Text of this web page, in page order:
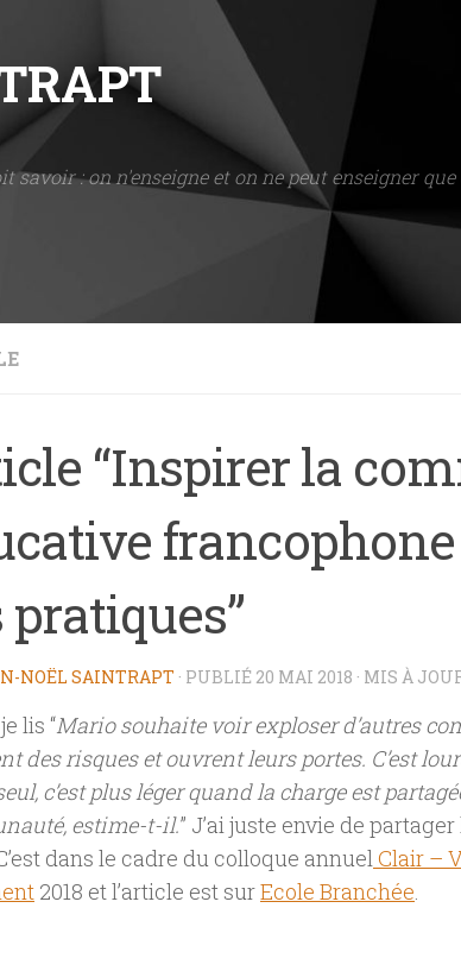
savoir : on n'enseigne et on ne peut enseigner que
“Inspirer la
pratiques”
NOËL SAINTRAPT · PUBLIÉ 20 MAI 2018 · MIS À
lis “Mario souhaite voir exploser d’autres
des risques et ouvrent leurs portes. C’est
c’est plus léger quand la charge est
estime-t-il.” J’ai juste envie de
dans le cadre du colloque annuelClair –
2018 et l’article est surEcole Branchée.